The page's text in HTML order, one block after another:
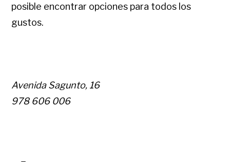
posible encontrar opciones para todos los
gustos.
Avenida Sagunto, 16
978 606 006